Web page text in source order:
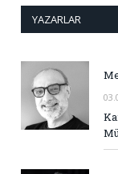
YAZARLAR